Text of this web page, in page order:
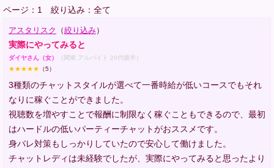
ページ：1 絞り込み：全て
アスタリスク （絞り込み）
実際にやってみると
ダイヤさん（女）
（関東 アルバイト 20代後半）
★★★★★ （5）
3種類のチャットスタイルが選べて一番時給が低いコースでもそれ
なりに稼ぐことができました。
視聴数を増やすことで報酬に制限なく稼ぐこともできるので、最初
はハードルの低いパーティーチャットがおススメです。
身バレ対策もしっかりしていたので安心して働けました。
チャットレディは未経験でしたが、実際にやってみると思ったより